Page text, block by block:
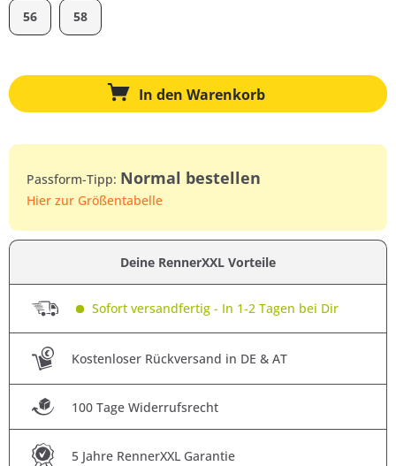
56 58
In den Warenkorb
Passform-Tipp: Normal bestellen
Hier zur Größentabelle
Deine RennerXXL Vorteile
Sofort versandfertig - In 1-2 Tagen bei Dir
Kostenloser Rückversand in DE & AT
100 Tage Widerrufsrecht
5 Jahre RennerXXL Garantie